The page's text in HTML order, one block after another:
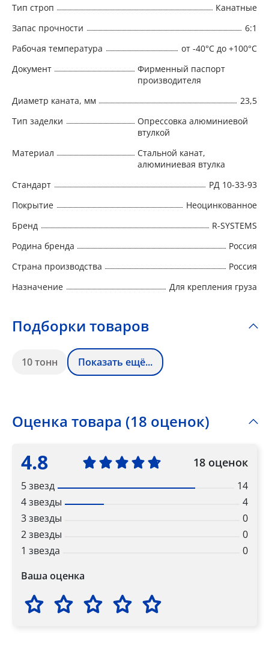
Тип строп
Канатные
Запас прочности
6:1
Рабочая температура
от -40°C до +100°C
Документ
Фирменный паспорт
производителя
Диаметр каната, мм
23,5
Тип заделки
Опрессовка алюминиевой
втулкой
Материал
Стальной канат,
алюминиевая втулка
Стандарт
РД 10-33-93
Покрытие
Неоцинкованное
Бренд
R-SYSTEMS
Родина бренда
Россия
Страна производства
Россия
Назначение
Для крепления груза
Подборки товаров
10 тонн Показать ещё...
Оценка товара (18 оценок)
4.8 18 оценок
5 звезд
14
4 звезды
4
3 звезды
0
2 звезды
0
1 звезда
0
Ваша оценка